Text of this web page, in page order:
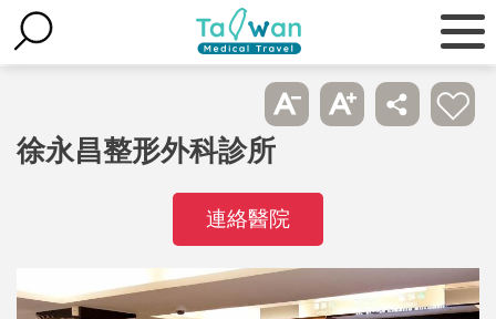
徐永昌整形外科診所
連絡醫院